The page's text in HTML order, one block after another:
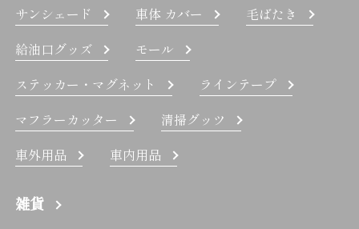
サンシェード 車体 カバー
毛ばたき
給油口グッズ
モール
ステッカー・マグネット
ラインテープ
マフラーカッター
清掃グッツ
車外用品
車内用品
雑貨